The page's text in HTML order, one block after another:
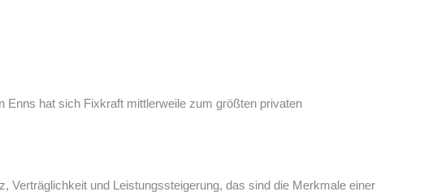
hat sich Fixkraft mittlerweile zum größten privaten
Verträglichkeit und Leistungssteigerung, das sind die Merkmale einer